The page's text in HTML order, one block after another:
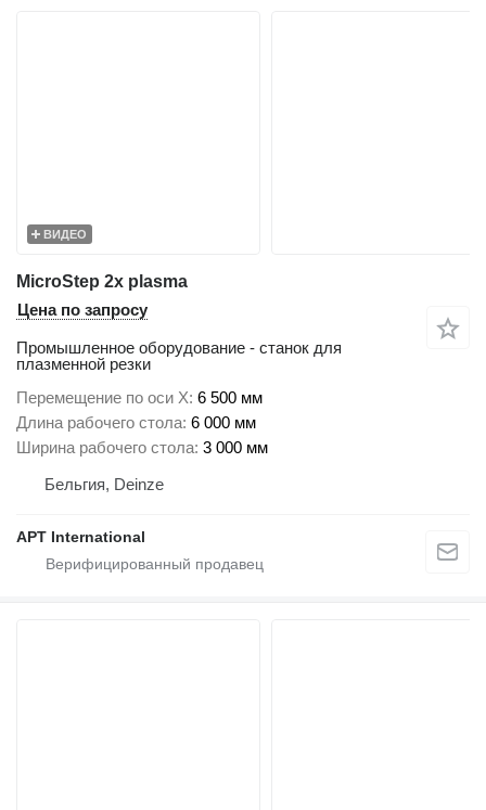
ВИДЕО
MicroStep 2x plasma
Цена по запросу
Промышленное оборудование - станок для
плазменной резки
Перемещение по оси X 6 500 мм
Длина рабочего стола 6 000 мм
Ширина рабочего стола 3 000 мм
Бельгия, Deinze
APT International